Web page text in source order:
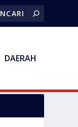
DAERAH